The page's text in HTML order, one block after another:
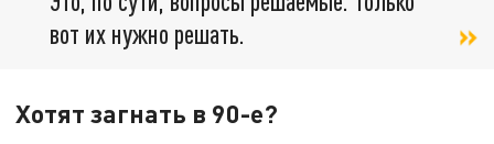
вот их нужно решать.
Хотят загнать в 90-е?